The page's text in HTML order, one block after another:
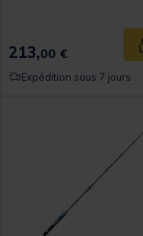
213,00 €
Expédition sous 7 jours